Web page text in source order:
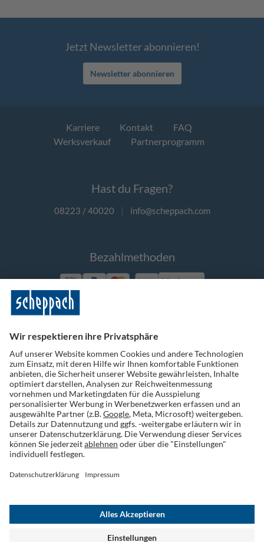
Jetzt Newsletter abonnieren!
Newsletter abonnieren
Karriere Kontakt
FAQ
Werksverkauf
Partnerprogramm
Hast du Fragen?
08223 / 40020 | info@scheppach.com
Bezahlmethoden
Vorkasse
Folge uns auf Social Media
Widerruf einreichen